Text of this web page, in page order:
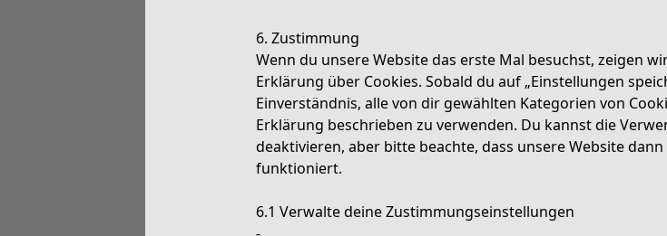
6. Zustimmung
Wenn du unsere Website das erste Mal besuchst, zeigen
Erklärung über Cookies. Sobald du auf „Einstellungen
Einverständnis, alle von dir gewählten Kategorien von
Erklärung beschrieben zu verwenden. Du kannst die
deaktivieren, aber bitte beachte, dass unsere Website
funktioniert.
6.1 Verwalte deine Zustimmungseinstellungen